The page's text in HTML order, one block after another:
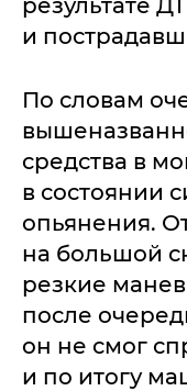
результате
и
По словам
средства в
в состоянии
опьянения.
на большой
резкие
после
он не смог
и по итогу